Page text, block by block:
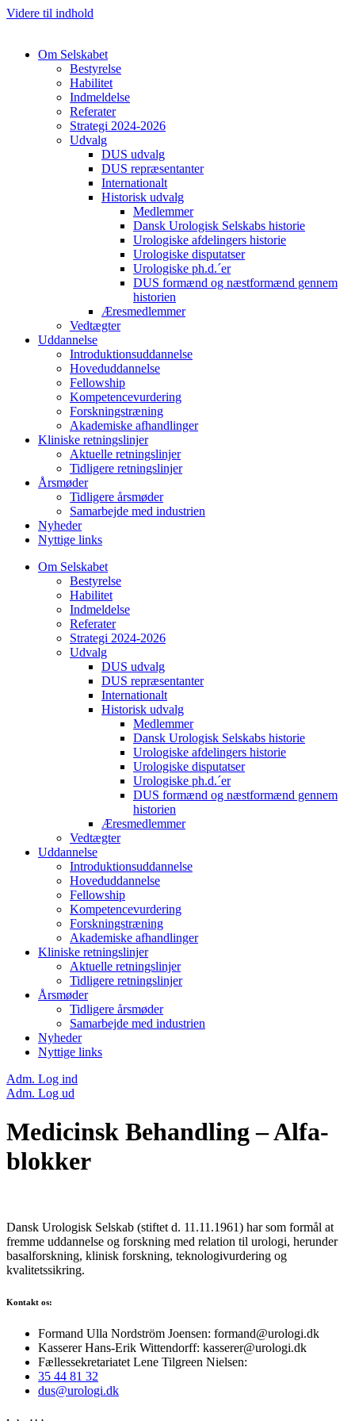
Videre til indhold
Om Selskabet
Bestyrelse
Habilitet
Indmeldelse
Referater
Strategi 2024-2026
Udvalg
DUS udvalg
DUS repræsentanter
Internationalt
Historisk udvalg
Medlemmer
Dansk Urologisk Selskabs historie
Urologiske afdelingers historie
Urologiske disputatser
Urologiske ph.d.´er
DUS formænd og næstformænd gennem
historien
Æresmedlemmer
Vedtægter
Uddannelse
Introduktionsuddannelse
Hoveduddannelse
Fellowship
Kompetencevurdering
Forskningstræning
Akademiske afhandlinger
Kliniske retningslinjer
Aktuelle retningslinjer
Tidligere retningslinjer
Årsmøder
Tidligere årsmøder
Samarbejde med industrien
Nyheder
Nyttige links
Om Selskabet
Bestyrelse
Habilitet
Indmeldelse
Referater
Strategi 2024-2026
Udvalg
DUS udvalg
DUS repræsentanter
Internationalt
Historisk udvalg
Medlemmer
Dansk Urologisk Selskabs historie
Urologiske afdelingers historie
Urologiske disputatser
Urologiske ph.d.´er
DUS formænd og næstformænd gennem
historien
Æresmedlemmer
Vedtægter
Uddannelse
Introduktionsuddannelse
Hoveduddannelse
Fellowship
Kompetencevurdering
Forskningstræning
Akademiske afhandlinger
Kliniske retningslinjer
Aktuelle retningslinjer
Tidligere retningslinjer
Årsmøder
Tidligere årsmøder
Samarbejde med industrien
Nyheder
Nyttige links
Adm. Log ind
Adm. Log ud
Medicinsk Behandling – Alfa-
blokker
Dansk Urologisk Selskab (stiftet d. 11.11.1961) har som formål at
fremme uddannelse og forskning med relation til urologi, herunder
basalforskning, klinisk forskning, teknologivurdering og
kvalitetssikring.
Kontakt os:
Formand Ulla Nordström Joensen: formand@urologi.dk
Kasserer Hans-Erik Wittendorff: kasserer@urologi.dk
Fællessekretariatet Lene Tilgreen Nielsen:
35 44 81 32
dus@urologi.dk